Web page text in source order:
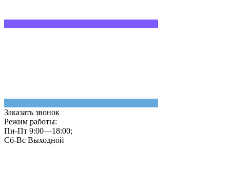
Заказать звонок
Режим работы:
Пн-Пт 9:00—18:00;
Сб-Вс Выходной